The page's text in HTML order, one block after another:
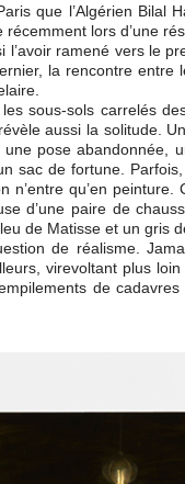
que l’Algérien Bilal
lors d’une
l’avoir ramené vers le
la rencontre
sous-sols carrelés
aussi la solitude.
pose abandonnée,
sac de fortune.
n’entre qu’en
d’une paire de
de Matisse et un gris
de réalisme.
virevoltant plus
de